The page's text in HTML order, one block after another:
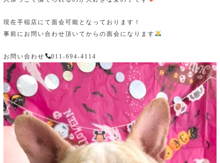
現在手稲店にて面会可能となっております！
事前にお問い合わせ頂いてからの面会になります
お問い合わせ 011-694-4114